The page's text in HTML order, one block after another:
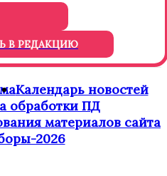
В РЕДАКЦИЮ
Календарь новостей
обработки ПД
материалов сайта
2026